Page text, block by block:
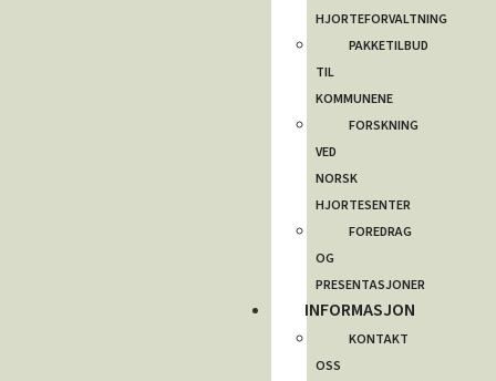
HJORTEFORVALTNING
PAKKETILBUD
TIL
KOMMUNENE
FORSKNING
VED
NORSK
HJORTESENTER
FOREDRAG
OG
PRESENTASJONER
INFORMASJON
KONTAKT
OSS